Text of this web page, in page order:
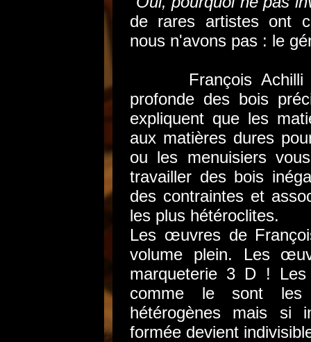
de rares artistes ont
nous n'avons pas : le
François Achilli
profonde des bois
expliquent que les
aux matières dures
ou les menuisiers
travailler des bois
des contraintes et
les plus hétéroclites.
Les œuvres de
volume plein. Les
marqueterie 3 D !
comme le sont les
hétérogènes mais si
formée devient